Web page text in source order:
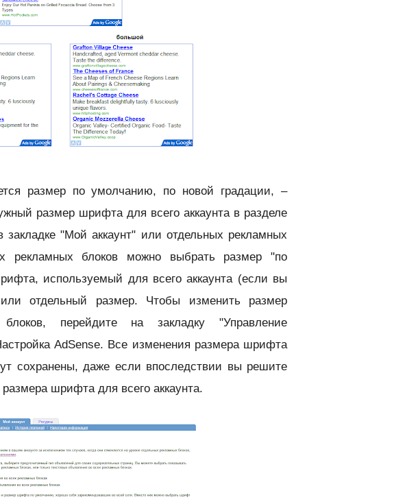
размер по умолчанию, по новой градации, –
размер шрифта для всего аккаунта в разделе
закладке "Мой аккаунт" или отдельных рекламных
рекламных блоков можно выбрать размер "по
используемый для всего аккаунта (если вы
отдельный размер. Чтобы изменить размер
перейдите на закладку "Управление
AdSense. Все изменения размера шрифта
сохранены, даже если впоследствии вы решите
шрифта для всего аккаунта.